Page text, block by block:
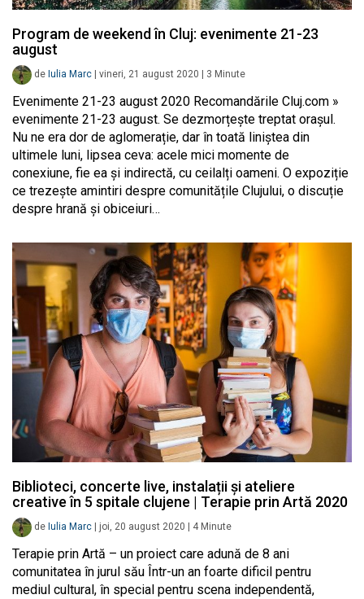
Program de weekend în Cluj: evenimente 21-23
august
de Iulia Marc vineri, 21 august 2020 3 Minute
Evenimente 21-23 august 2020 Recomandările Cluj.com »
evenimente 21-23 august. Se dezmorțește treptat orașul.
Nu ne era dor de aglomerație, dar în toată liniștea din
ultimele luni, lipsea ceva: acele mici momente de
conexiune, fie ea și indirectă, cu ceilalți oameni. O expoziție
ce trezește amintiri despre comunitățile Clujului, o discuție
despre hrană și obiceiuri…
Biblioteci, concerte live, instalații și ateliere
creative în 5 spitale clujene | Terapie prin Artă 2020
de Iulia Marc joi, 20 august 2020 4 Minute
Terapie prin Artă – un proiect care adună de 8 ani
comunitatea în jurul său Într-un an foarte dificil pentru
mediul cultural, în special pentru scena independentă,